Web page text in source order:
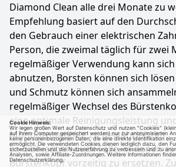
Diamond Clean alle drei Monate zu
Empfehlung basiert auf den
den Gebrauch einer elektrischen
Person, die zweimal täglich für zwei
regelmäßiger Verwendung kann
abnutzen, Borsten können sich
und Schmutz können sich
regelmäßiger Wechsel des
eine optimale Reinigungsleistung
Mundgesundheit zu gewährleisten.
Es gibt jedoch auch Fälle, in denen
Bürstenkopf vorzeitig zu ersetzen.
Cookie Hinweis:
Wir legen großen Wert auf Datenschutz und nutzen "Cookies"
auf Ihrem Computer gespeichert werden) nur zur anonymisierten
keine personenbezogenen Daten, die eine direkte Identifikation
ermöglicht. Die verwendeten Cookies dienen lediglich dazu, den
sicherzustellen und die Nutzererfahrung zu verbessern und zu
Analysen, sowie Affiliate-Zuordnungen. Weitere Informationen
Datenschutzerklärung.